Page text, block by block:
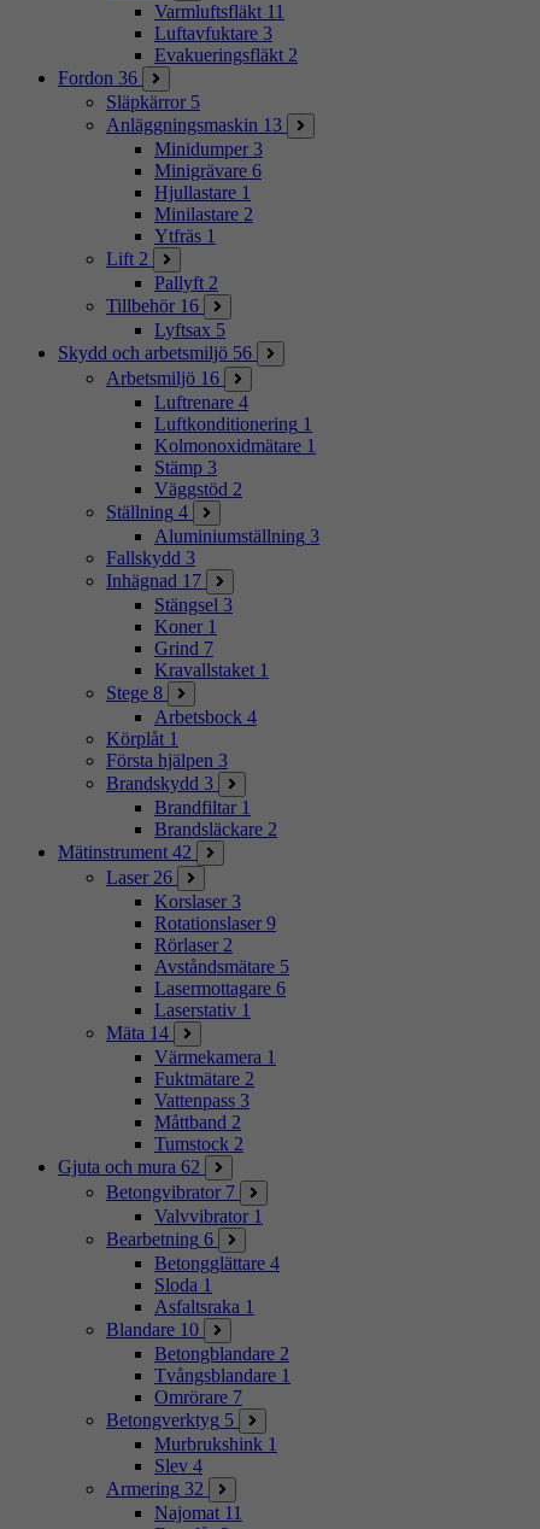
Varmluftsfläkt 11
Luftavfuktare 3
Evakueringsfläkt 2
Fordon 36
Släpkärror 5
Anläggningsmaskin 13
Minidumper 3
Minigrävare 6
Hjullastare 1
Minilastare 2
Ytfräs 1
Lift 2
Pallyft 2
Tillbehör 16
Lyftsax 5
Skydd och arbetsmiljö 56
Arbetsmiljö 16
Luftrenare 4
Luftkonditionering 1
Kolmonoxidmätare 1
Stämp 3
Väggstöd 2
Ställning 4
Aluminiumställning 3
Fallskydd 3
Inhägnad 17
Stängsel 3
Koner 1
Grind 7
Kravallstaket 1
Stege 8
Arbetsbock 4
Körplåt 1
Första hjälpen 3
Brandskydd 3
Brandfiltar 1
Brandsläckare 2
Mätinstrument 42
Laser 26
Korslaser 3
Rotationslaser 9
Rörlaser 2
Avståndsmätare 5
Lasermottagare 6
Laserstativ 1
Mäta 14
Värmekamera 1
Fuktmätare 2
Vattenpass 3
Måttband 2
Tumstock 2
Gjuta och mura 62
Betongvibrator 7
Valvvibrator 1
Bearbetning 6
Betongglättare 4
Sloda 1
Asfaltsraka 1
Blandare 10
Betongblandare 2
Tvångsblandare 1
Omrörare 7
Betongverktyg 5
Murbrukshink 1
Slev 4
Armering 32
Najomat 11